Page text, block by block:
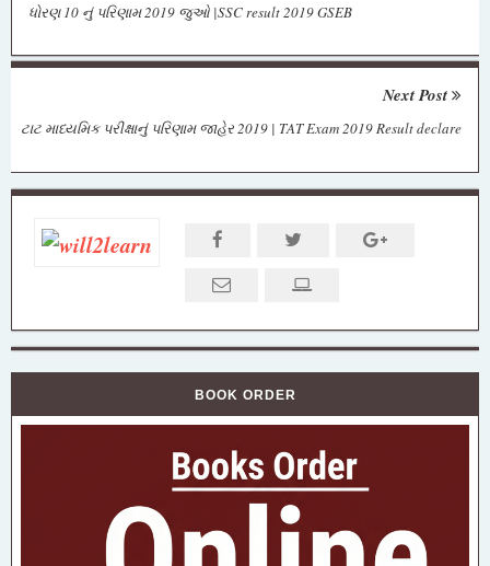
ધોરણ 10 નું પરિણામ 2019 જુઓ |SSC result 2019 GSEB
Next Post
ટાટ માધ્યમિક પરીક્ષાનું પરિણામ જાહેર 2019 | TAT Exam 2019 Result declare
BOOK ORDER